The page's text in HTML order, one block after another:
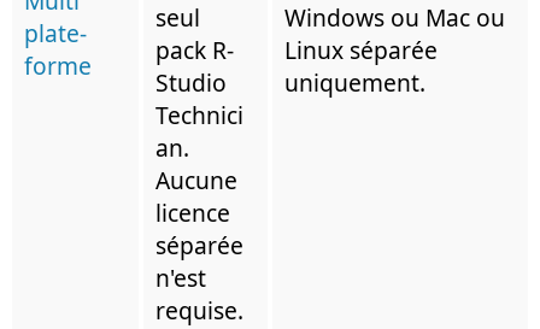
plate-
forme
seul
pack R-
Studio
Technici
an.
Aucune
licence
séparée
n'est
requise.
Windows ou Mac ou
Linux séparée
uniquement.